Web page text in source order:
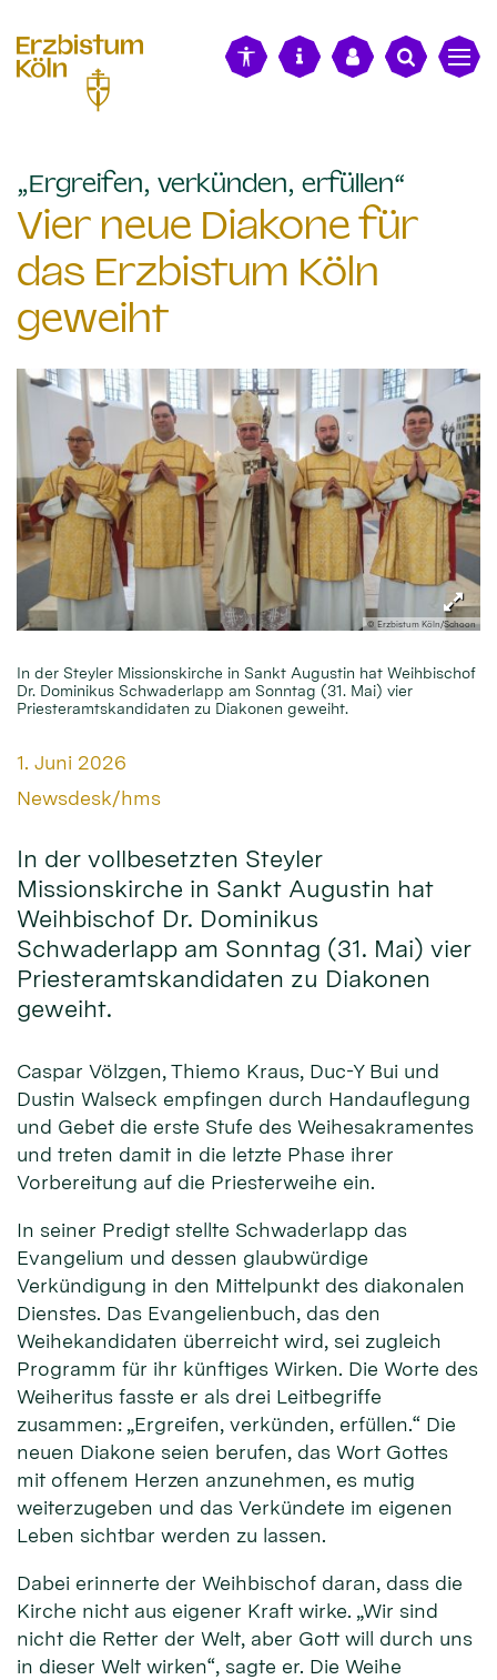
„Ergreifen, verkünden, erfüllen“
Vier neue Diakone für
das Erzbistum Köln
geweiht
© Erzbistum Köln/Schoon
In der Steyler Missionskirche in Sankt Augustin hat Weihbischof
Dr. Dominikus Schwaderlapp am Sonntag (31. Mai) vier
Priesteramtskandidaten zu Diakonen geweiht.
Datum:
1. Juni 2026
Von:
Newsdesk/hms
In der vollbesetzten Steyler
Missionskirche in Sankt Augustin hat
Weihbischof Dr. Dominikus
Schwaderlapp am Sonntag (31. Mai) vier
Priesteramtskandidaten zu Diakonen
geweiht.
Caspar Völzgen, Thiemo Kraus, Duc-Y Bui und
Dustin Walseck empfingen durch Handauflegung
und Gebet die erste Stufe des Weihesakramentes
und treten damit in die letzte Phase ihrer
Vorbereitung auf die Priesterweihe ein.
In seiner Predigt stellte Schwaderlapp das
Evangelium und dessen glaubwürdige
Verkündigung in den Mittelpunkt des diakonalen
Dienstes. Das Evangelienbuch, das den
Weihekandidaten überreicht wird, sei zugleich
Programm für ihr künftiges Wirken. Die Worte des
Weiheritus fasste er als drei Leitbegriffe
zusammen: „Ergreifen, verkünden, erfüllen.“ Die
neuen Diakone seien berufen, das Wort Gottes
mit offenem Herzen anzunehmen, es mutig
weiterzugeben und das Verkündete im eigenen
Leben sichtbar werden zu lassen.
Dabei erinnerte der Weihbischof daran, dass die
Kirche nicht aus eigener Kraft wirke. „Wir sind
nicht die Retter der Welt, aber Gott will durch uns
in dieser Welt wirken“, sagte er. Die Weihe